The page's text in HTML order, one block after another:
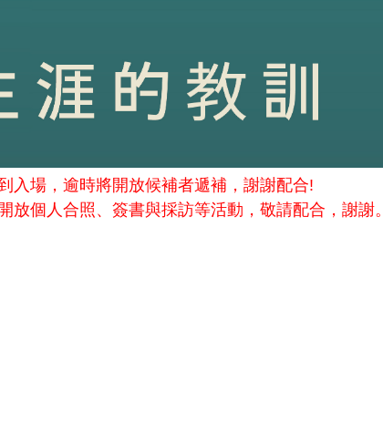
入場，逾時將開放候補者遞補，謝謝配合!
個人合照、簽書與採訪等活動，敬請配合，謝謝。